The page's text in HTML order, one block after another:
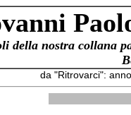
della nostra collana
da "Ritrovarci":